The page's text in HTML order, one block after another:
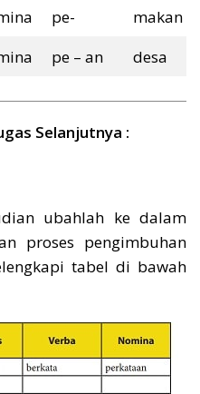
pe-
makan
pe – an desa
Selanjutnya :
ubahlah ke dalam
proses pengimbuhan
tabel di bawah